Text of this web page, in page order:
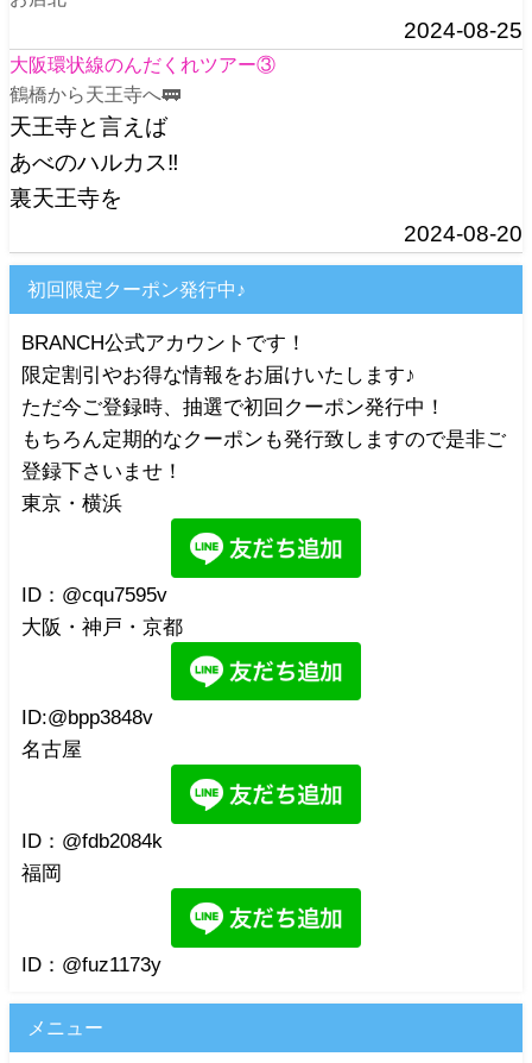
2024-08-25
大阪環状線のんだくれツアー③
鶴橋から天王寺へ🚃
天王寺と言えば
あべのハルカス‼️
裏天王寺を
2024-08-20
初回限定クーポン発行中♪
BRANCH公式アカウントです！
限定割引やお得な情報をお届けいたします♪
ただ今ご登録時、抽選で初回クーポン発行中！
もちろん定期的なクーポンも発行致しますので是非ご
登録下さいませ！
東京・横浜
ID：@cqu7595v
大阪・神戸・京都
ID:@bpp3848v
名古屋
ID：@fdb2084k
福岡
ID：@fuz1173y
メニュー